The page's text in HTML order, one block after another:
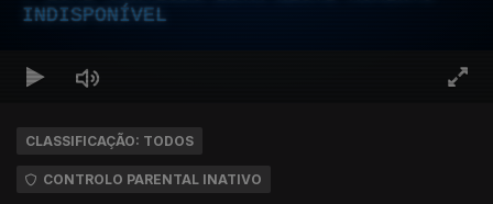
INDISPONÍVEL
CLASSIFICAÇÃO: TODOS
CONTROLO PARENTAL INATIVO